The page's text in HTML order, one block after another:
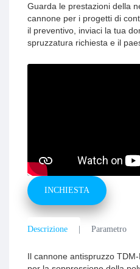
Guarda le prestazioni della
cannone per i progetti di
il preventivo, inviaci la tua
spruzzatura richiesta e il
INCHIESTA
Descrizione Parametro
Il cannone antispruzzo